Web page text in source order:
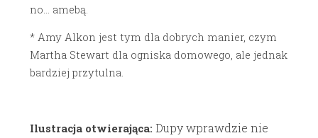
no… amebą.
* Amy Alkon jest tym dla dobrych manier, czym
Martha Stewart dla ogniska domowego, ale jednak
bardziej przytulna.
Ilustracja otwierająca: Dupy wprawdzie nie